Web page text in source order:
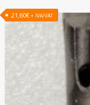
21,60€ + IVA/VAT